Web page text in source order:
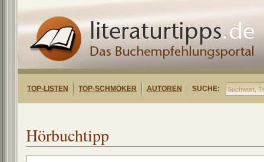
TOP-LISTEN TOP-SCHMÖKER AUTOREN SUCHE:
Hörbuchtipp